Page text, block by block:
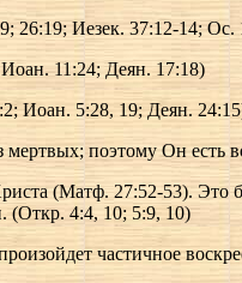
26:19; Иезек. 37:12-14; Ос.
11:24; Деян. 17:18)
Иоан. 5:28, 19; Деян.
поэтому Он есть
(Матф. 27:52-53). Это
(Откр. 4:4, 10; 5:9, 10)
частичное